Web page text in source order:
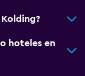
hoteles en